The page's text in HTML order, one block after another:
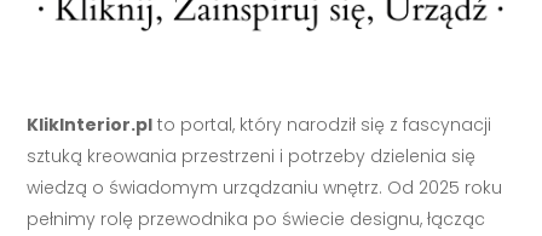
KlikInterior.pl to portal, który narodził się z fascynacji
sztuką kreowania przestrzeni i potrzeby dzielenia się
wiedzą o świadomym urządzaniu wnętrz. Od 2025 roku
pełnimy rolę przewodnika po świecie designu, łącząc